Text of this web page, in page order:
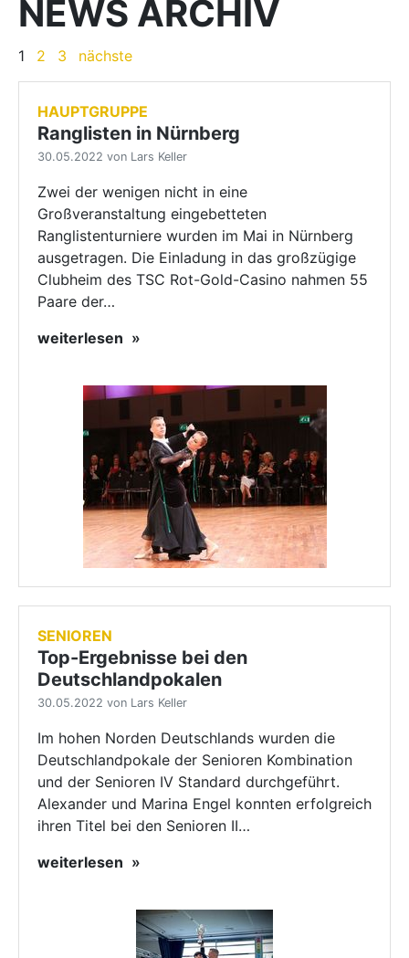
NEWS ARCHIV
1 2 3 nächste
HAUPTGRUPPE
Ranglisten in Nürnberg
30.05.2022 von Lars Keller
Zwei der wenigen nicht in eine
Großveranstaltung eingebetteten
Ranglistenturniere wurden im Mai in Nürnberg
ausgetragen. Die Einladung in das großzügige
Clubheim des TSC Rot-Gold-Casino nahmen 55
Paare der…
weiterlesen
SENIOREN
Top-Ergebnisse bei den
Deutschlandpokalen
30.05.2022 von Lars Keller
Im hohen Norden Deutschlands wurden die
Deutschlandpokale der Senioren Kombination
und der Senioren IV Standard durchgeführt.
Alexander und Marina Engel konnten erfolgreich
ihren Titel bei den Senioren II…
weiterlesen